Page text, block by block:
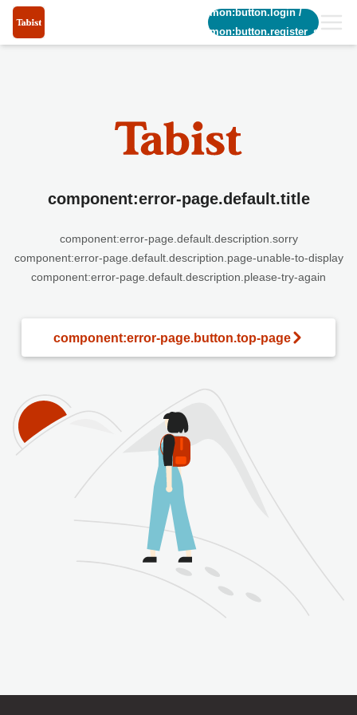
common:button.login/
common:button.register_short
component:error-page.default.title
component:error-page.default.description.sorry
component:error-page.default.description.page-unable-to-display
component:error-page.default.description.please-try-again
component:error-page.button.top-page